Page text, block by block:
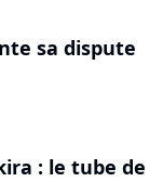
sa dispute
: le tube de